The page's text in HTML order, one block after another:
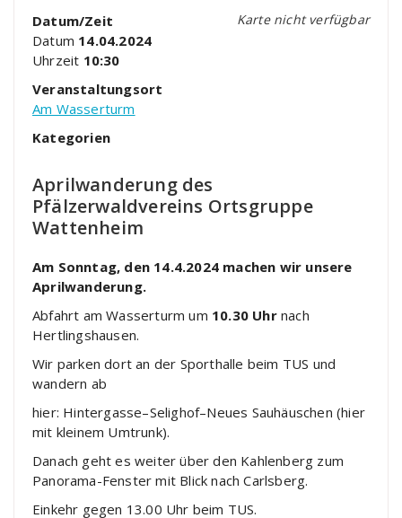
Karte nicht verfügbar
Datum/Zeit
Datum 14.04.2024
Uhrzeit 10:30
Veranstaltungsort
Am Wasserturm
Kategorien
Aprilwanderung des
Pfälzerwaldvereins Ortsgruppe
Wattenheim
Am Sonntag, den 14.4.2024 machen wir unsere
Aprilwanderung.
Abfahrt am Wasserturm um 10.30 Uhrnach
Hertlingshausen.
Wir parken dort an der Sporthalle beim TUS und
wandern ab
hier: Hintergasse–Selighof–Neues Sauhäuschen (hier
mit kleinem Umtrunk).
Danach geht es weiter über den Kahlenberg zum
Panorama-Fenster mit Blick nach Carlsberg.
Einkehr gegen 13.00 Uhr beim TUS.